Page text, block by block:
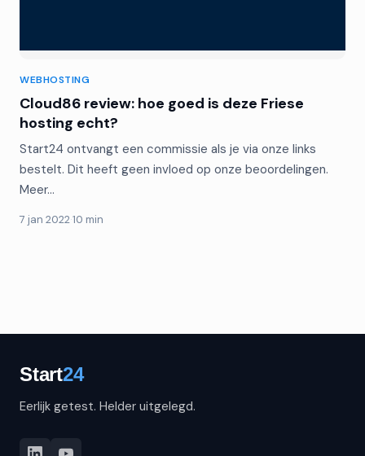
WEBHOSTING
Cloud86 review: hoe goed is deze Friese
hosting echt?
Start24 ontvangt een commissie als je via onze links
bestelt. Dit heeft geen invloed op onze beoordelingen.
Meer…
7 jan 2022·10 min
Eerlijk getest. Helder uitgelegd.